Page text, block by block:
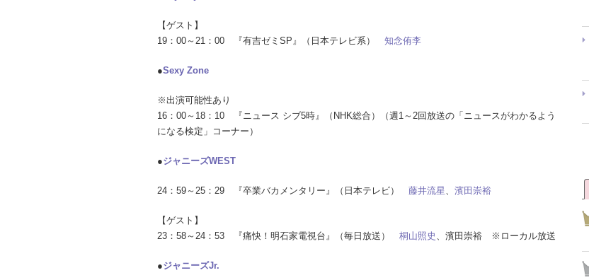
【ゲスト】
19：00～21：00 『有吉ゼミSP』（日本テレビ系） 知念侑李
●Sexy Zone
※出演可能性あり
16：00～18：10 『ニュース シブ5時』（NHK総合）（週1～2回放送の「ニュースがわかるよう
になる検定」コーナー）
●ジャニーズWEST
24：59～25：29 『卒業バカメンタリー』（日本テレビ） 藤井流星、 濱田崇裕
【ゲスト】
23：58～24：53 『痛快！明石家電視台』（毎日放送） 桐山照史 、濱田崇裕 ※ローカル放送
●ジャニーズJr.